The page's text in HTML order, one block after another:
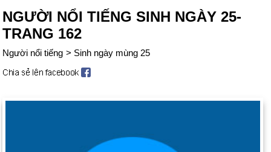
NGƯỜI NỔI TIẾNG SINH NGÀY 25-
TRANG 162
Người nổi tiếng > Sinh ngày mùng 25